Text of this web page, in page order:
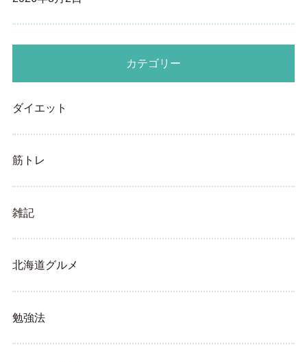
カテゴリー
ダイエット
筋トレ
雑記
北海道グルメ
勉強法